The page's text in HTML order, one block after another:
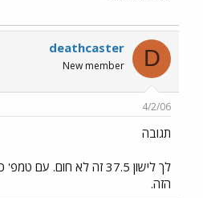
D
deathcaster
New member
4/2/06
תגובה
לך לישון 37.5 זה לא חום.
הזה.